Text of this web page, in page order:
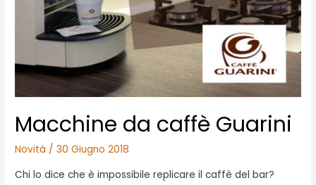
Macchine da caffè Guarini
Novità /30 Giugno 2018
Chi lo dice che è impossibile replicare il caffè del bar?